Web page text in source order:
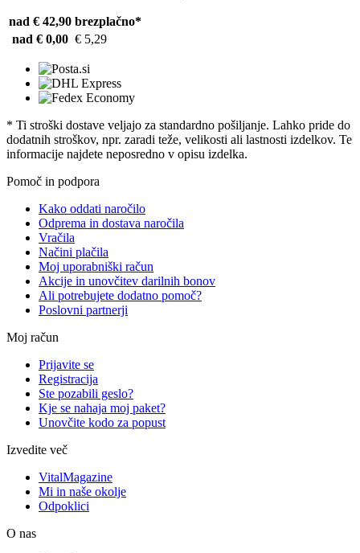
nad € 42,90 brezplačno*
nad € 0,00 € 5,29
* Ti stroški dostave veljajo za standardno pošiljanje. Lahko pride do
dodatnih stroškov, npr. zaradi teže, velikosti ali lastnosti izdelkov. Te
informacije najdete neposredno v opisu izdelka.
Pomoč in podpora
Kako oddati naročilo
Odprema in dostava naročila
Vračila
Načini plačila
Moj uporabniški račun
Akcije in unovčitev darilnih bonov
Ali potrebujete dodatno pomoč?
Poslovni partnerji
Moj račun
Prijavite se
Registracija
Ste pozabili geslo?
Kje se nahaja moj paket?
Unovčite kodo za popust
Izvedite več
VitalMagazine
Mi in naše okolje
Odpoklici
O nas